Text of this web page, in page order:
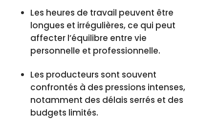
Les heures de travail peuvent être
longues et irrégulières, ce qui peut
affecter l’équilibre entre vie
personnelle et professionnelle.
Les producteurs sont souvent
confrontés à des pressions intenses,
notamment des délais serrés et des
budgets limités.